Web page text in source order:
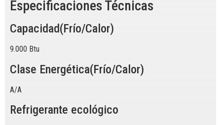
Especificaciones Técnicas
Capacidad(Frío/Calor)
9.000 Btu
Clase Energética(Frío/Calor)
A/A
Refrigerante ecológico